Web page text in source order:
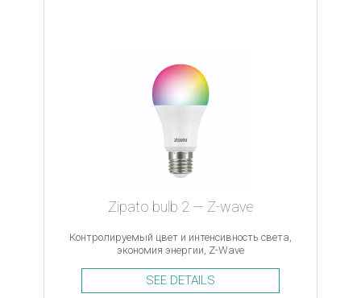
Zipato bulb 2 — Z-wave
Контролируемый цвет и интенсивность света,
экономия энергии, Z-Wave
SEE DETAILS